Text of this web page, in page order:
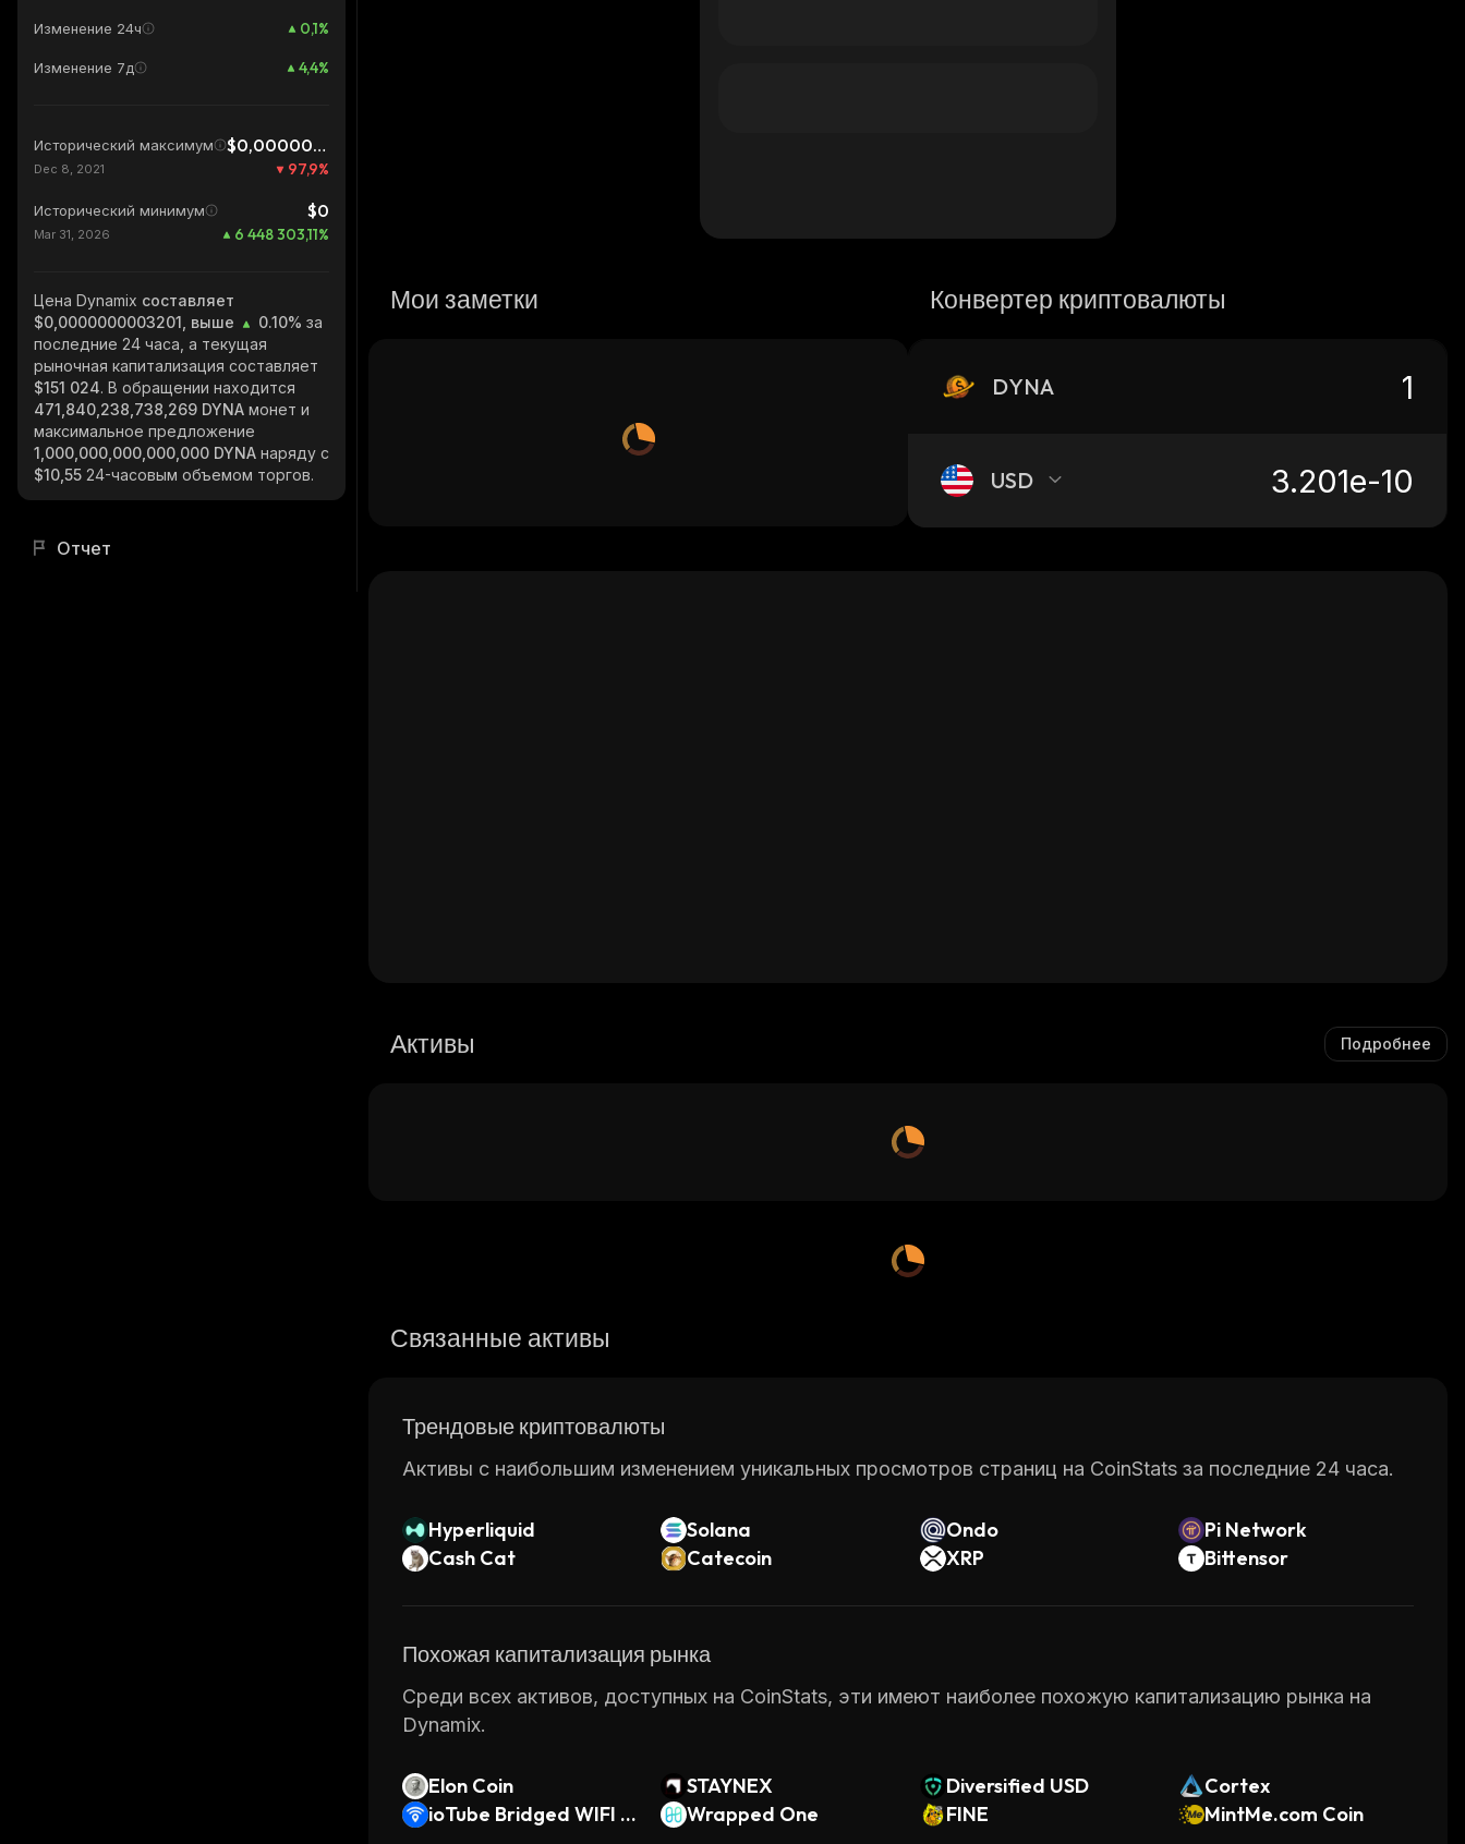
Изменение 24ч 0,1%
Изменение 7д 4,4%
Исторический максимум $0,00000001523
Dec 8, 2021 97,9%
Исторический минимум $0
Mar 31, 2026 6 448 303,11%
Цена Dynamix составляет
$0,0000000003201, выше
0.10% за
последние 24 часа, а текущая
рыночная капитализация составляет
$151 024. В обращении находится
471,840,238,738,269 DYNA монет и
максимальное предложение
1,000,000,000,000,000 DYNA наряду с
$10,55 24-часовым объемом торгов.
Отчет
Мои заметки Конвертер криптовалюты
DYNA
USD
Активы Подробнее
Связанные активы
Трендовые криптовалюты
Активы с наибольшим изменением уникальных просмотров страниц на CoinStats за последние 24 часа.
Hyperliquid Solana Ondo
Pi Network
Cash Cat
Catecoin XRP Bittensor
Похожая капитализация рынка
Среди всех активов, доступных на CoinStats, эти имеют наиболее похожую капитализацию рынка на
Dynamix.
Elon Coin STAYNEX Diversified USD
Cortex
ioTube Bridged WIFI (I
Wrapped One FINE MintMe.com Coin